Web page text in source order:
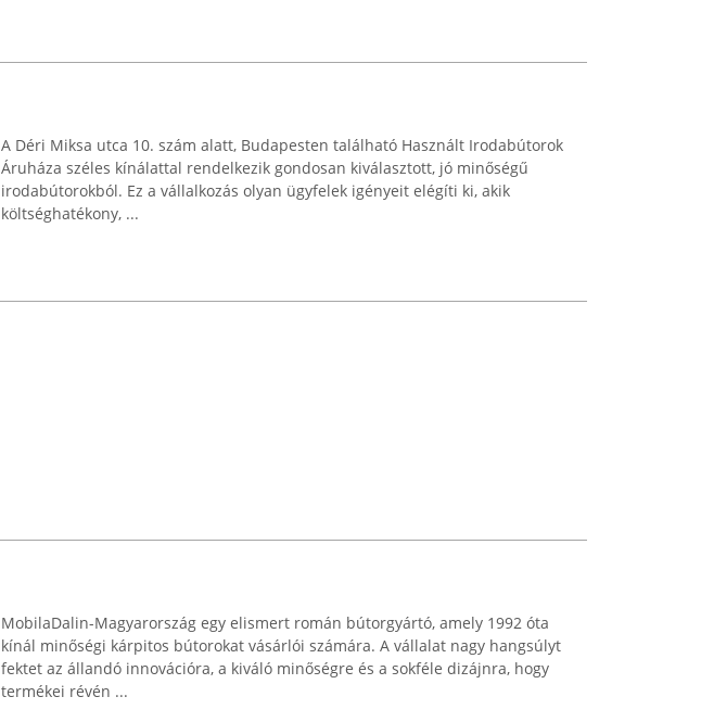
A Déri Miksa utca 10. szám alatt, Budapesten található Használt Irodabútorok
Áruháza széles kínálattal rendelkezik gondosan kiválasztott, jó minőségű
irodabútorokból. Ez a vállalkozás olyan ügyfelek igényeit elégíti ki, akik
költséghatékony, ...
MobilaDalin-Magyarország egy elismert román bútorgyártó, amely 1992 óta
kínál minőségi kárpitos bútorokat vásárlói számára. A vállalat nagy hangsúlyt
fektet az állandó innovációra, a kiváló minőségre és a sokféle dizájnra, hogy
termékei révén ...